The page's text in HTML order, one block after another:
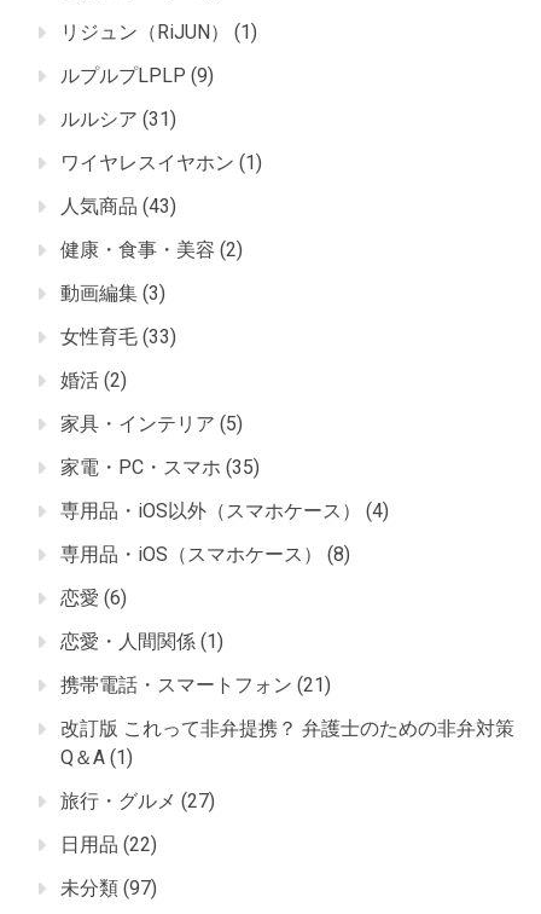
リジュン（RiJUN）
(1)
ルプルプLPLP (9)
ルルシア (31)
ワイヤレスイヤホン (1)
人気商品 (43)
健康・食事・美容 (2)
動画編集 (3)
女性育毛 (33)
婚活 (2)
家具・インテリア (5)
家電・PC・スマホ (35)
専用品・iOS以外（スマホケース）
(4)
専用品・iOS（スマホケース）
(8)
恋愛 (6)
恋愛・人間関係 (1)
携帯電話・スマートフォン (21)
改訂版 これって非弁提携？ 弁護士のための非弁対策
Q＆A (1)
旅行・グルメ (27)
日用品 (22)
未分類 (97)